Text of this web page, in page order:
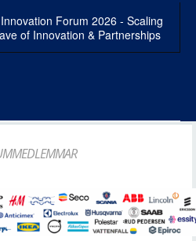
Forum 2026 - Scaling
of Innovation & Partnerships